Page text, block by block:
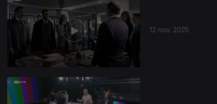
12 nov. 2025